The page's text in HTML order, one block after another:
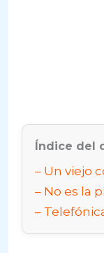
Índice del
Un viejo
No es la